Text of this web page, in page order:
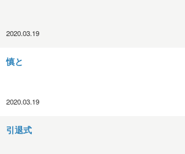
2020.03.19
慎と
2020.03.19
引退式